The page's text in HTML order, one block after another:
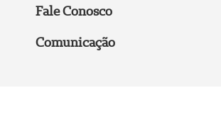
Fale Conosco
Comunicação